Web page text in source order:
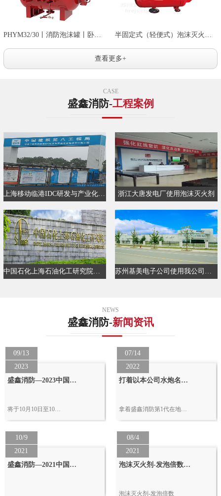
PHYM32/30丨消防泡沫罐丨卧式泡沫… 半固定式（轻便式）泡沫灭火装置…
查看更多+
CASE
盛鑫消防-工程案例
上海移动临港IDC研发与产业化基地… 浙江大唐发电厂使用泡沫灭火剂
中国石化上海石油化工研究院使用… 苏州基美电子公司使用我公司消防…
NEWS
盛鑫消防-新闻资讯
09/13
2023
盛鑫消防—2023中国…
将于10月10日至10…
07/14
2022
打着以本公司水炮名…
拿着盛鑫消防第1代在地…
10/9
2021
盛鑫消防—2021中国…
08/4
2021
泡沫灭火剂-发泡倍数…
泡沫灭火剂-发泡倍数